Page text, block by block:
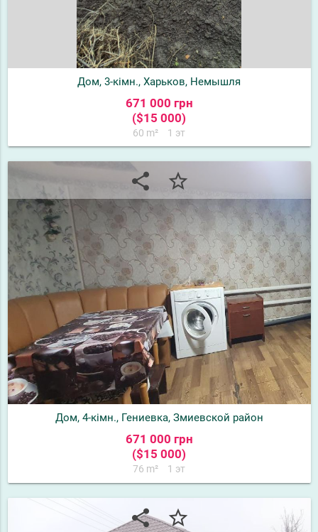
Дом, 3-кімн., Харьков, Немышля
671 000 грн
($15 000)
60 m² 1 эт
share star_border
Дом, 4-кімн., Гениевка, Змиевской район
671 000 грн
($15 000)
76 m² 1 эт
share star_border